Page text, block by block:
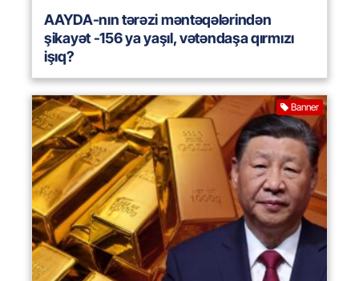
AAYDA-nın tərəzi məntəqələrindən
şikayət -156 ya yaşıl, vətəndaşa qırmızı
işıq?
Banner